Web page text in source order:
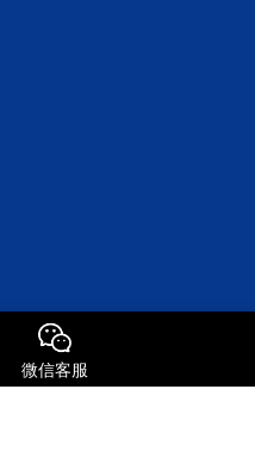
微信客服